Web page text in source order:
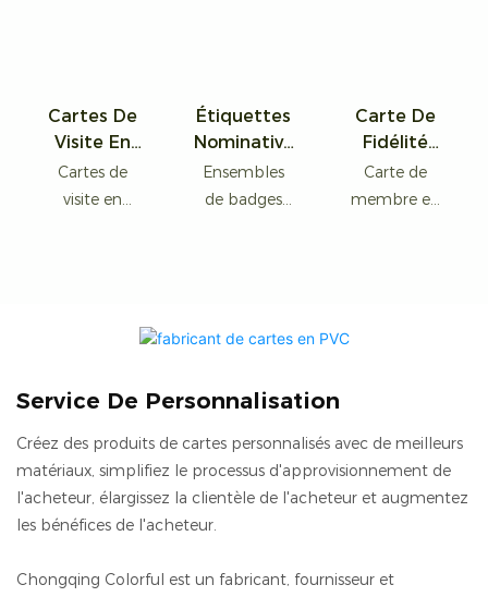
Cartes De
Visite En
PVC De
Haute
Cartes de
visite en
code QR
Étiquettes
Nominative
S Et
Cordons En
Ensembles
de badges
et de cordons
supérieure
Carte De
Fidélité
Personnalis
Ée En PVC
Carte de
membre en
Service De Personnalisation
Créez des produits de cartes personnalisés avec de meilleurs
matériaux, simplifiez le processus d'approvisionnement de
l'acheteur, élargissez la clientèle de l'acheteur et augmentez
les bénéfices de l'acheteur.
Chongqing Colorful est un fabricant, fournisseur et